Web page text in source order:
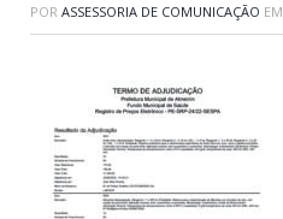
POR ASSESSORIA DE COMUNICAÇÃO EM